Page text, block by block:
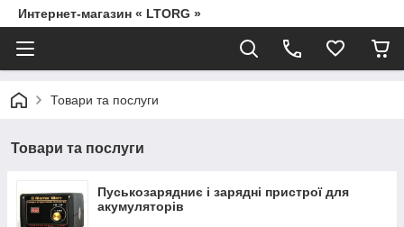
Интернет-магазин « LTORG »
Товари та послуги
Товари та послуги
Пуськозарядниє і зарядні пристрої для
акумуляторів